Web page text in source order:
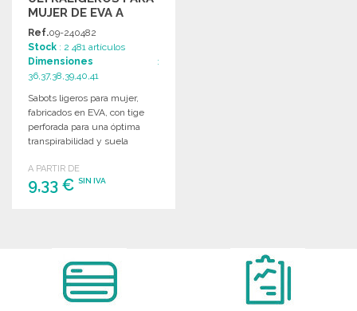
MUJER DE EVA A
PRECIOS DE
MAYORISTA
Ref.09-240482
Stock : 2 481 artículos
Dimensiones :
36,37,38,39,40,41
Sabots ligeros para mujer,
fabricados en EVA, con tige
perforada para una óptima
transpirabilidad y suela
A PARTIR DE
9,33 € SIN IVA